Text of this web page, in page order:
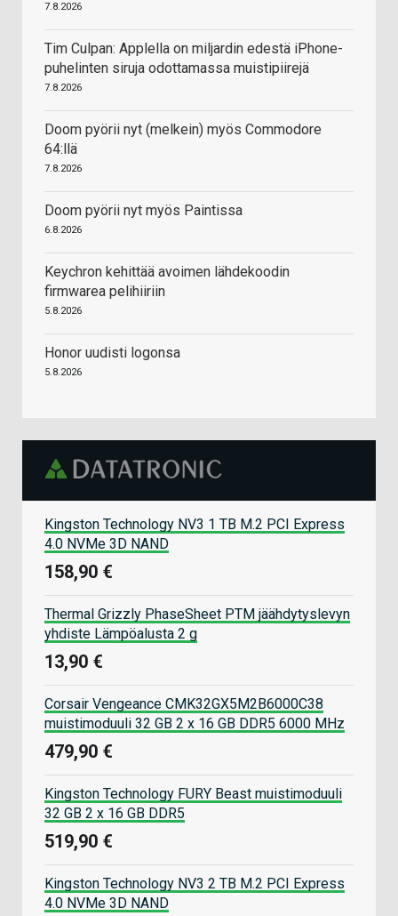
7.8.2026
Tim Culpan: Applella on miljardin edestä iPhone-
puhelinten siruja odottamassa muistipiirejä
7.8.2026
Doom pyörii nyt (melkein) myös Commodore
64:llä
7.8.2026
Doom pyörii nyt myös Paintissa
6.8.2026
Keychron kehittää avoimen lähdekoodin
firmwarea pelihiiriin
5.8.2026
Honor uudisti logonsa
5.8.2026
Kingston Technology NV3 1 TB M.2 PCI Express
4.0 NVMe 3D NAND
158,90 €
Thermal Grizzly PhaseSheet PTM jäähdytyslevyn
yhdiste Lämpöalusta 2 g
13,90 €
Corsair Vengeance CMK32GX5M2B6000C38
muistimoduuli 32 GB 2 x 16 GB DDR5 6000 MHz
479,90 €
Kingston Technology FURY Beast muistimoduuli
32 GB 2 x 16 GB DDR5
519,90 €
Kingston Technology NV3 2 TB M.2 PCI Express
4.0 NVMe 3D NAND